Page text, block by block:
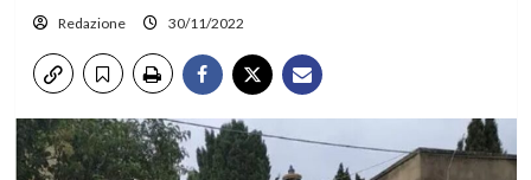
Redazione 30/11/2022